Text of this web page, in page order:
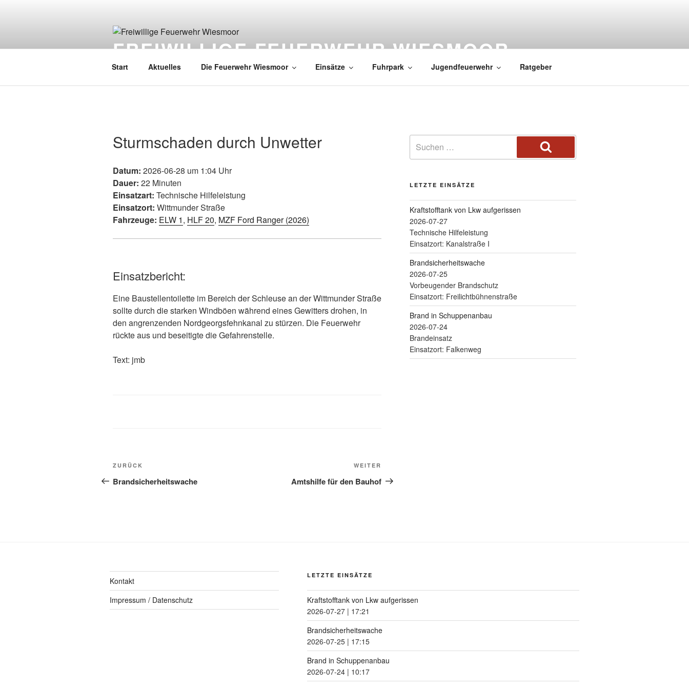
FREIWILLIGE FEUERWEHR WIESMOOR
Start Aktuelles Die Feuerwehr Wiesmoor Einsätze Fuhrpark Jugendfeuerwehr Ratgeber
Sturmschaden durch Unwetter
Datum: 2026-06-28 um 1:04 Uhr
Dauer: 22 Minuten
Einsatzart: Technische Hilfeleistung
Einsatzort: Wittmunder Straße
Fahrzeuge: ELW 1, HLF 20, MZF Ford Ranger (2026)
Einsatzbericht:
Eine Baustellentoilette im Bereich der Schleuse an der Wittmunder Straße
sollte durch die starken Windböen während eines Gewitters drohen, in
den angrenzenden Nordgeorgsfehnkanal zu stürzen. Die Feuerwehr
rückte aus und beseitigte die Gefahrenstelle.
Text: jmb
ZURÜCK
Brandsicherheitswache
WEITER
Amtshilfe für den Bauhof
LETZTE EINSÄTZE
Kraftstofftank von Lkw aufgerissen
2026-07-27
Technische Hilfeleistung
Einsatzort: Kanalstraße I
Brandsicherheitswache
2026-07-25
Vorbeugender Brandschutz
Einsatzort: Freilichtbühnenstraße
Brand in Schuppenanbau
2026-07-24
Brandeinsatz
Einsatzort: Falkenweg
Kontakt
Impressum / Datenschutz
LETZTE EINSÄTZE
Kraftstofftank von Lkw aufgerissen
2026-07-27| 17:21
Brandsicherheitswache
2026-07-25| 17:15
Brand in Schuppenanbau
2026-07-24| 10:17